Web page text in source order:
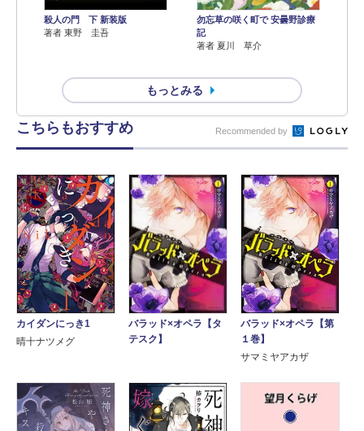
殺人の門 下 新装版
著者 東野 圭吾
勿忘草の咲く町で 安曇野診療
記
著者 夏川 草介
もっとみる
こちらもおすすめ Recommended by
カイダンにっき1
晴十ナツメグ
バラッド×オペラ【タ
テスク】
バラッド×オペラ【第
１巻】
サマミヤアカザ